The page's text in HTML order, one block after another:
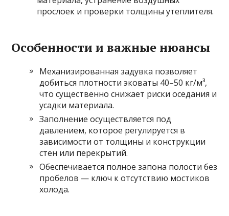
прослоек и проверки толщины утеплителя.
Особенности и важные нюансы
Механизированная задувка позволяет
добиться плотности эковаты 40–50 кг/м³,
что существенно снижает риски оседания и
усадки материала.
Заполнение осуществляется под
давлением, которое регулируется в
зависимости от толщины и конструкции
стен или перекрытий.
Обеспечивается полное запона полости без
пробелов — ключ к отсутствию мостиков
холода.